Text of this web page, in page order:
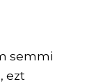
semmi
ezt